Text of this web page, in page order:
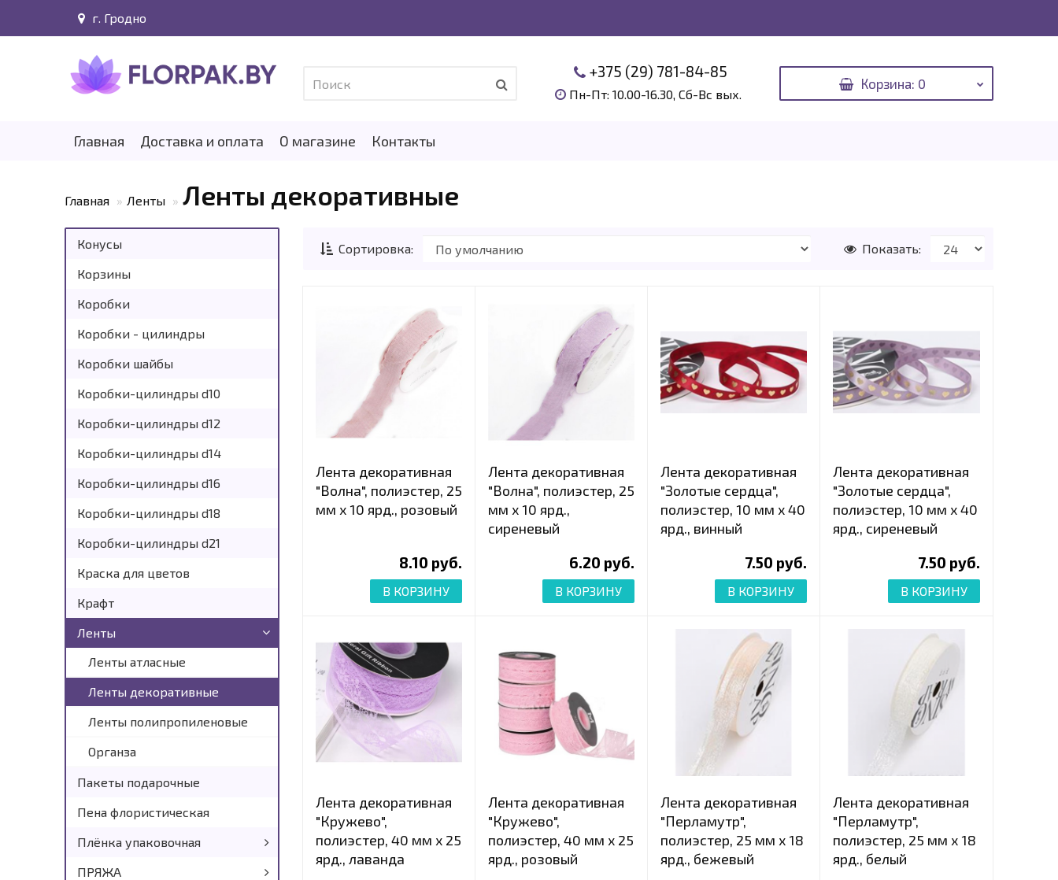
г. Гродно
+375 (29) 781-84-85
Пн-Пт: 10.00-16.30, Сб-Вс вых.
Корзина: 0
Главная Доставка и оплата О магазине Контакты
Главная Ленты Ленты декоративные
Конусы
Корзины
Коробки
Коробки - цилиндры
Коробки шайбы
Коробки-цилиндры d10
Коробки-цилиндры d12
Коробки-цилиндры d14
Коробки-цилиндры d16
Коробки-цилиндры d18
Коробки-цилиндры d21
Краска для цветов
Крафт
Ленты
Ленты атласные
Ленты декоративные
Ленты полипропиленовые
Органза
Пакеты подарочные
Пена флористическая
Плёнка упаковочная
Плёнка в листах
ПРЯЖА
Сортировка: Показать:
Лента декоративная
"Волна", полиэстер, 25
мм х 10 ярд., розовый
8.10 руб.
В КОРЗИНУ
Лента декоративная
"Волна", полиэстер, 25
мм х 10 ярд.,
сиреневый
6.20 руб.
В КОРЗИНУ
Лента декоративная
"Золотые сердца",
полиэстер, 10 мм х 40
ярд., винный
7.50 руб.
В КОРЗИНУ
Лента декоративная
"Золотые сердца",
полиэстер, 10 мм х 40
ярд., сиреневый
7.50 руб.
В КОРЗИНУ
Лента декоративная
"Кружево",
полиэстер, 40 мм х 25
ярд., лаванда
Лента декоративная
"Кружево",
полиэстер, 40 мм х 25
ярд., розовый
Лента декоративная
"Перламутр",
полиэстер, 25 мм х 18
ярд., бежевый
Лента декоративная
"Перламутр",
полиэстер, 25 мм х 18
ярд., белый